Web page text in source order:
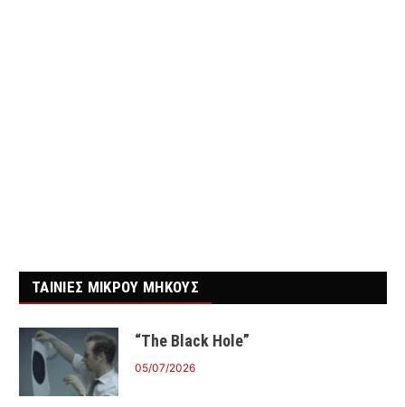
ΤΑΙΝΙΕΣ ΜΙΚΡΟΥ ΜΗΚΟΥΣ
“The Black Hole”
05/07/2026